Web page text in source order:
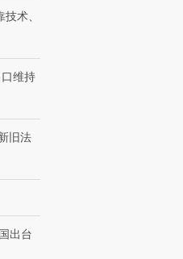
育部长拱下台
术、
维持
旧法
出台